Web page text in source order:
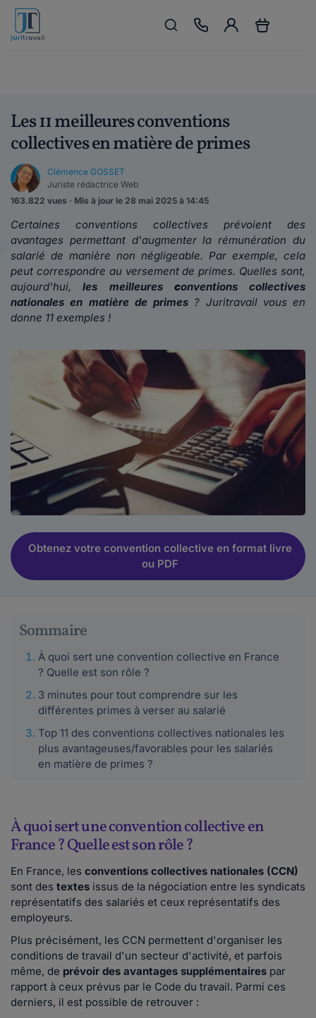
Les 11 meilleures conventions
collectives en matière de primes
Clémence GOSSET
Juriste rédactrice Web
163.822 vues · Mis à jour le 28 mai 2025 à 14:45
Certaines conventions collectives prévoient des
avantages permettant d'augmenter la rémunération du
salarié de manière non négligeable. Par exemple, cela
peut correspondre au versement de primes. Quelles sont,
aujourd'hui,les meilleures conventions collectives
nationales en matière de primes ? Juritravail vous en
donne 11 exemples !
Obtenez votre convention collective en format livre
ou PDF
Sommaire
À quoi sert une convention collective en France
? Quelle est son rôle ?
3 minutes pour tout comprendre sur les
différentes primes à verser au salarié
Top 11 des conventions collectives nationales les
plus avantageuses/favorables pour les salariés
en matière de primes ?
À quoi sert une convention collective en
France ? Quelle est son rôle ?
En France, les conventions collectives nationales (CCN)
sont des textes issus de la négociation entre les syndicats
représentatifs des salariés et ceux représentatifs des
employeurs.
Plus précisément, les CCN permettent d'organiser les
conditions de travail d'un secteur d'activité, et parfois
même, de prévoir des avantages supplémentaires par
rapport à ceux prévus par le Code du travail. Parmi ces
derniers, il est possible de retrouver :